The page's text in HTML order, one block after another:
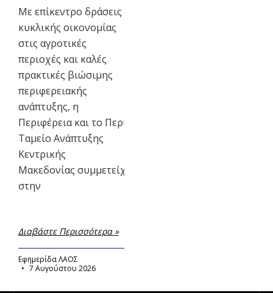
Με επίκεντρο δράσεις
κυκλικής οικονομίας
στις αγροτικές
περιοχές και καλές
πρακτικές βιώσιμης
περιφερειακής
ανάπτυξης, η
Περιφέρεια και το Περιφερειακό
Ταμείο Ανάπτυξης
Κεντρικής
Μακεδονίας συμμετείχαν
στην
Διαβάστε Περισσότερα »
Εφημερίδα ΛΑΟΣ
7 Αυγούστου 2026